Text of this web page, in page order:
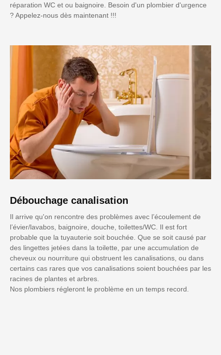
réparation WC et ou baignoire. Besoin d'un plombier d'urgence
? Appelez-nous dès maintenant !!!
Débouchage canalisation
Il arrive qu'on rencontre des problèmes avec l’écoulement de
l’évier/lavabos, baignoire, douche, toilettes/WC. Il est fort
probable que la tuyauterie soit bouchée. Que se soit causé par
des lingettes jetées dans la toilette, par une accumulation de
cheveux ou nourriture qui obstruent les canalisations, ou dans
certains cas rares que vos canalisations soient bouchées par les
racines de plantes et arbres.
Nos plombiers régleront le problème en un temps record.